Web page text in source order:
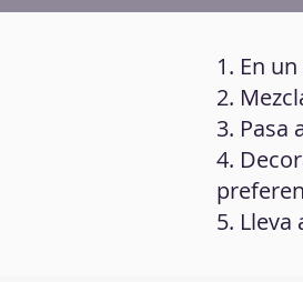
1. En
2.
3. Pasa
4.
5.